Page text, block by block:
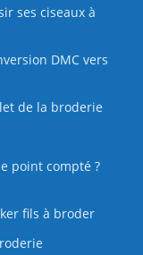
ses ciseaux à
DMC vers
de la broderie
point compté ?
fils à broder